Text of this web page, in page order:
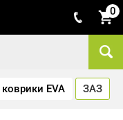
0
EVA ЗАЗ